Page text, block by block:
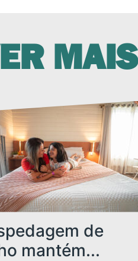
MAIS
de
mantém...